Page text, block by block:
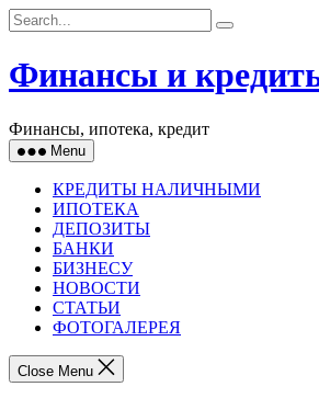
Skip
to
Финансы и
Финансы, ипотека, кредит
Menu
КРЕДИТЫ НАЛИЧНЫМИ
ИПОТЕКА
ДЕПОЗИТЫ
БАНКИ
БИЗНЕСУ
НОВОСТИ
СТАТЬИ
ФОТОГАЛЕРЕЯ
Close Menu